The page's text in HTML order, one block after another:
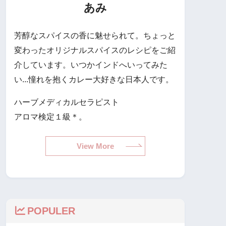
あみ
芳醇なスパイスの香に魅せられて。ちょっと
変わったオリジナルスパイスのレシピをご紹
介しています。いつかインドへいってみた
い...憧れを抱くカレー大好きな日本人です。
ハーブメディカルセラピスト
アロマ検定１級＊。
View More
POPULER